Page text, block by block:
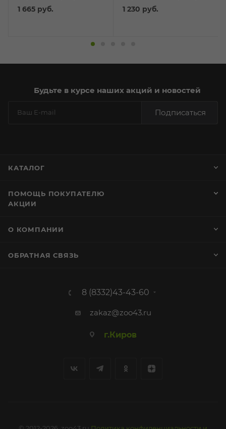
1 665 руб.
25см
1 230 руб.
Будьте в курсе наших акций и новостей
Подписаться
КАТАЛОГ
ПОМОЩЬ ПОКУПАТЕЛЮ
АКЦИИ
О КОМПАНИИ
ОБРАТНАЯ СВЯЗЬ
8 (8332)43-43-60
zakaz@zoo43.ru
г.Киров